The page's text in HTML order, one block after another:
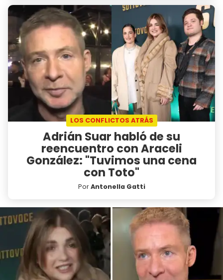
LOS CONFLICTOS ATRÁS
Adrián Suar habló de su
reencuentro con Araceli
González: "Tuvimos una cena
con Toto"
PorAntonella Gatti